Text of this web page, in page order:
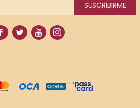
SUSCRIBIRME
  